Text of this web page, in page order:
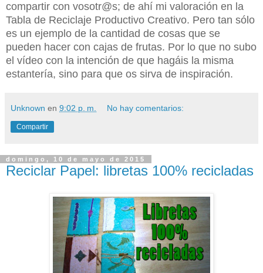
compartir con vosotr@s; de ahí mi valoración en la
Tabla de Reciclaje Productivo Creativo. Pero tan sólo
es un ejemplo de la cantidad de cosas que se
pueden hacer con cajas de frutas. Por lo que no subo
el vídeo con la intención de que hagáis la misma
estantería, sino para que os sirva de inspiración.
Unknown en 9:02 p. m. No hay comentarios:
Compartir
domingo, 10 de mayo de 2015
Reciclar Papel: libretas 100% recicladas